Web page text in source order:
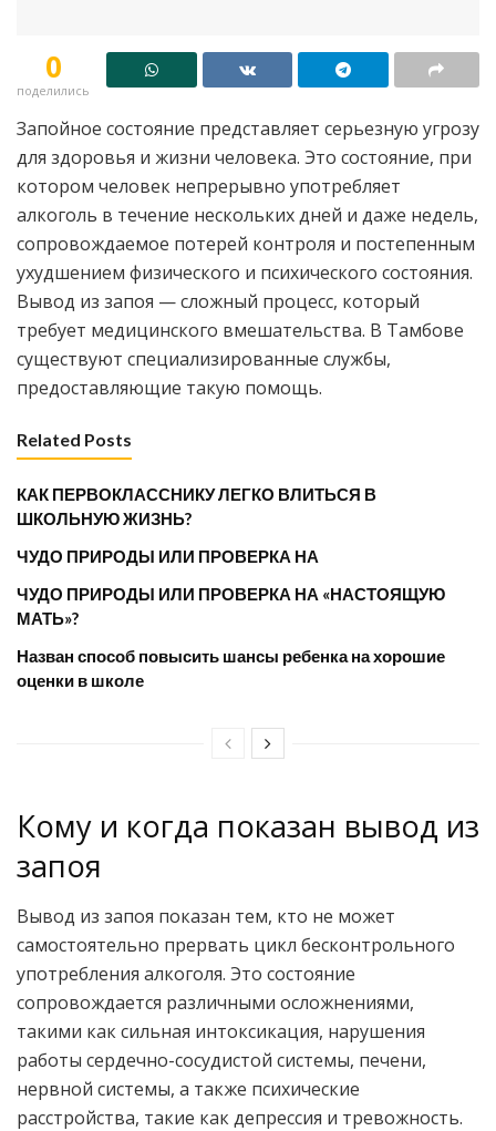
0
поделились
Запойное состояние представляет серьезную угрозу
для здоровья и жизни человека. Это состояние, при
котором человек непрерывно употребляет
алкоголь в течение нескольких дней и даже недель,
сопровождаемое потерей контроля и постепенным
ухудшением физического и психического состояния.
Вывод из запоя — сложный процесс, который
требует медицинского вмешательства. В Тамбове
существуют специализированные службы,
предоставляющие такую помощь.
Related Posts
КАК ПЕРВОКЛАССНИКУ ЛЕГКО ВЛИТЬСЯ В
ШКОЛЬНУЮ ЖИЗНЬ?
ЧУДО ПРИРОДЫ ИЛИ ПРОВЕРКА НА
ЧУДО ПРИРОДЫ ИЛИ ПРОВЕРКА НА «НАСТОЯЩУЮ
МАТЬ»?
Назван способ повысить шансы ребенка на хорошие
оценки в школе
Кому и когда показан вывод из
запоя
Вывод из запоя показан тем, кто не может
самостоятельно прервать цикл бесконтрольного
употребления алкоголя. Это состояние
сопровождается различными осложнениями,
такими как сильная интоксикация, нарушения
работы сердечно-сосудистой системы, печени,
нервной системы, а также психические
расстройства, такие как депрессия и тревожность.